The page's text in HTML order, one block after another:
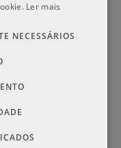
Ler mais
NECESSÁRIOS